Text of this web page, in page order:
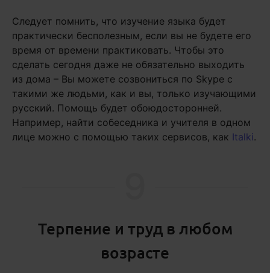
Следует помнить, что изучение языка будет
практически бесполезным, если вы не будете его
время от времени практиковать. Чтобы это
сделать сегодня даже не обязательно выходить
из дома – Вы можете созвониться по Skype с
такими же людьми, как и вы, только изучающими
русский. Помощь будет обоюдосторонней.
Например, найти собеседника и учителя в одном
лице можно с помощью таких сервисов, как Italki.
Терпение и труд в любом
возрасте